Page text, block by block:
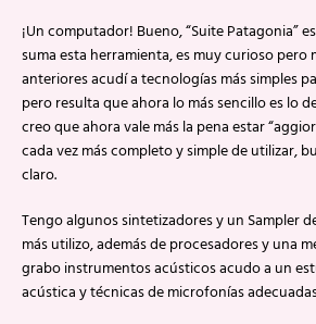
¡Un computador! Bueno, “Suite Patagonia”
suma esta herramienta, es muy curioso pero
anteriores acudí a tecnologías más simples
pero resulta que ahora lo más sencillo es lo
creo que ahora vale más la pena estar
cada vez más completo y simple de utilizar,
claro.
Tengo algunos sintetizadores y un Sampler
más utilizo, además de procesadores y una
grabo instrumentos acústicos acudo a un
acústica y técnicas de microfonías